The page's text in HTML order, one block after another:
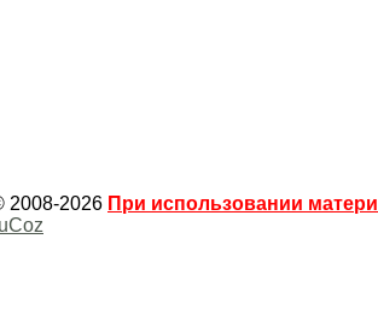
2008-2026 При использовании
uCoz